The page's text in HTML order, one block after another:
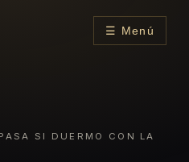
☰ Menú
SI DUERMO CON LA